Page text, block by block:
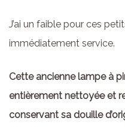
J’ai un faible pour ces
immédiatement service.
Cette ancienne lampe à
entièrement nettoyée et
conservant sa douille